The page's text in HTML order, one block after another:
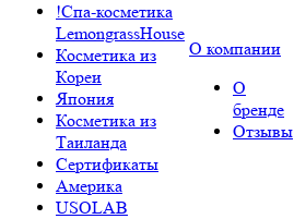
!Спа-косметика
LemongrassHouse
Косметика из
Кореи
Япония
Косметика из
Таиланда
Сертификаты
Америка
USOLAB
О компании
О
бренде
Отзывы